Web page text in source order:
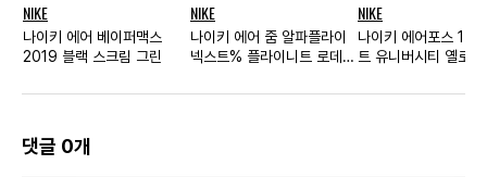
NIKE
나이키 에어 베이퍼맥스
2019 블랙 스크림 그린
NIKE
나이키 에어 줌 알파플라이
넥스트% 플라이니트 로데이
NIKE
나이키 에어포스 1
트 유니버시티 옐로우
댓글 0개